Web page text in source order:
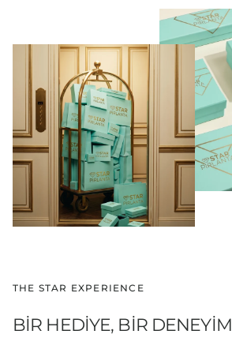
THE STAR EXPERIENCE
BİR HEDİYE, BİR DENEYİM